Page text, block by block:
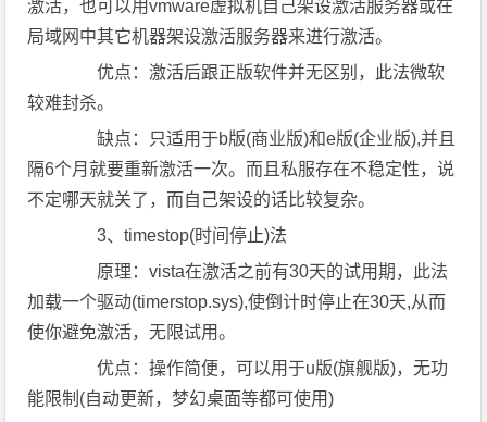
激活，也可以用vmware虚拟机自己架设激活服务器或在
局域网中其它机器架设激活服务器来进行激活。
优点：激活后跟正版软件并无区别，此法微软
较难封杀。
缺点：只适用于b版(商业版)和e版(企业版),并且
隔6个月就要重新激活一次。而且私服存在不稳定性，说
不定哪天就关了，而自己架设的话比较复杂。
3、timestop(时间停止)法
原理：vista在激活之前有30天的试用期，此法
加载一个驱动(timerstop.sys),使倒计时停止在30天,从而
使你避免激活，无限试用。
优点：操作简便，可以用于u版(旗舰版)，无功
能限制(自动更新，梦幻桌面等都可使用)